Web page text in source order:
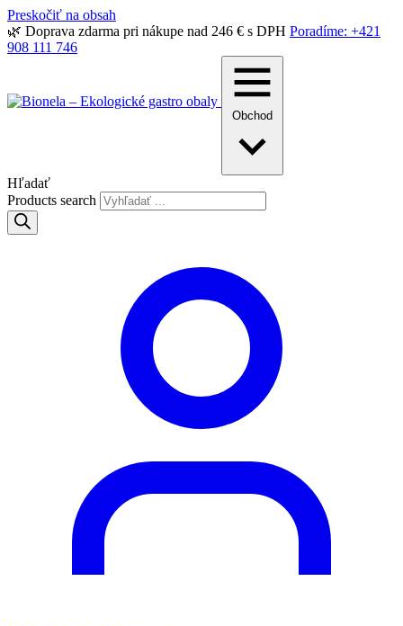
Preskočiť na obsah
🌿 Doprava zdarma pri nákupe nad 246 € s DPH Poradíme: +421
908 111 746
Obchod
Hľadať
Products search